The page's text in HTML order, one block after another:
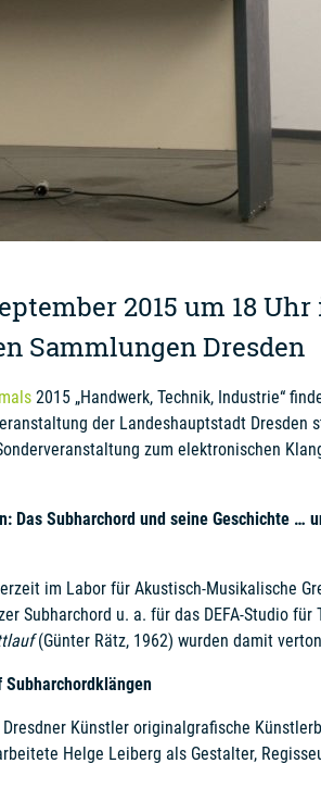
2015 um 18 Uhr
Sammlungen Dresden
2015 „Handwerk, Technik, Industrie“
der Landeshauptstadt Dresden
zum elektronischen
Das Subharchord und seine Geschichte …
im Labor für Akustisch-Musikalische
Subharchord u. a. für das DEFA-Studio für
(Günter Rätz, 1962) wurden damit
Künstler originalgrafische
Helge Leiberg als Gestalter,